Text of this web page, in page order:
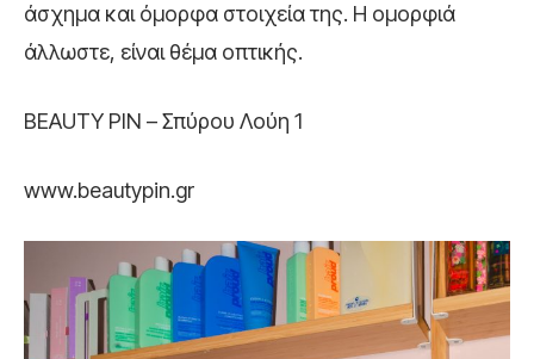
άσχημα και όμορφα στοιχεία της. Η ομορφιά
άλλωστε, είναι θέμα οπτικής.
BEAUTY PIN – Σπύρου Λούη 1
www.beautypin.gr